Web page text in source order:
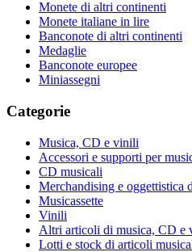
Monete di altri continenti
Monete italiane in lire
Banconote di altri continenti
Medaglie
Banconote europee
Miniassegni
Categorie
Musica, CD e vinili
Accessori e supporti per
CD musicali
Merchandising e oggettistica
Musicassette
Vinili
Altri articoli di musica, CD e
Lotti e stock di articoli